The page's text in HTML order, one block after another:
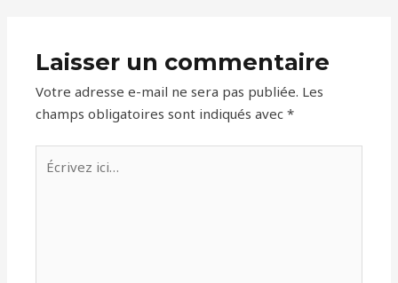
Laisser un commentaire
Votre adresse e-mail ne sera pas publiée. Les
champs obligatoires sont indiqués avec*
ici…